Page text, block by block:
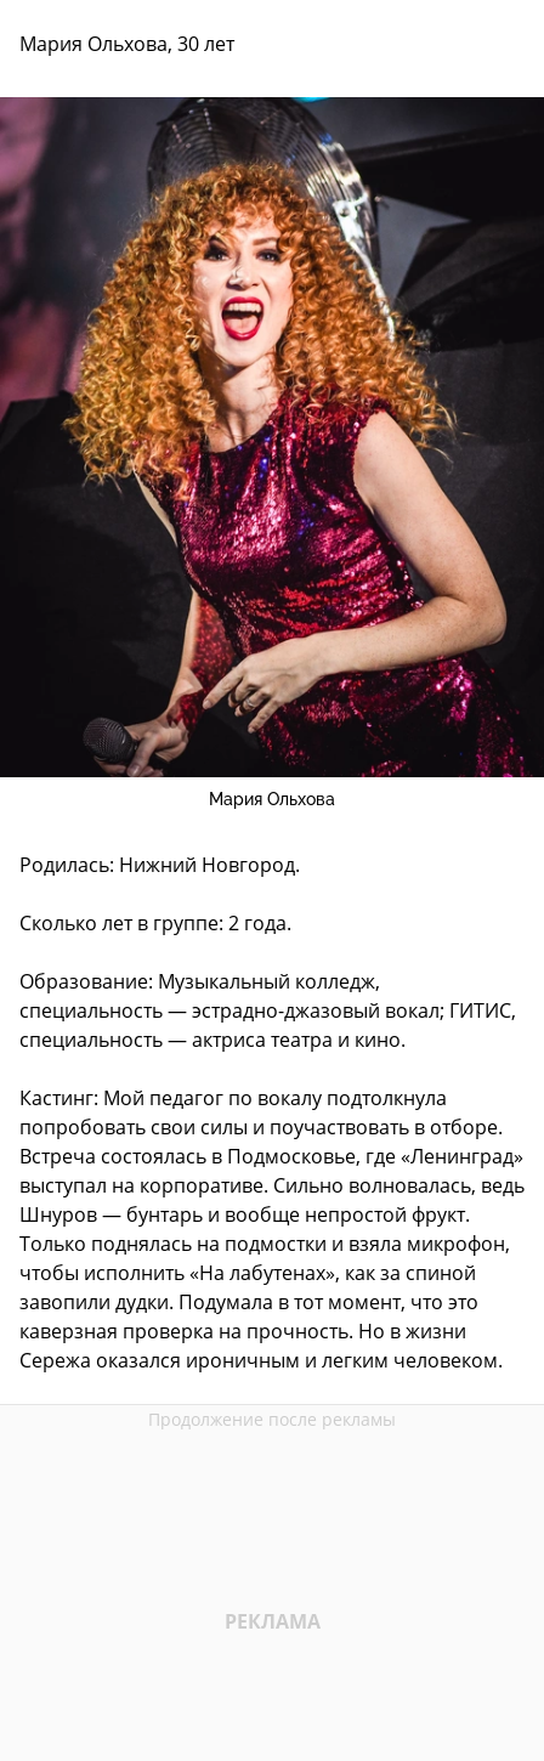
Мария Ольхова, 30 лет
Мария Ольхова
Родилась: Нижний Новгород.
Сколько лет в группе: 2 года.
Образование: Музыкальный колледж,
специальность — эстрадно-джазовый вокал; ГИТИС,
специальность — актриса театра и кино.
Кастинг: Мой педагог по вокалу подтолкнула
попробовать свои силы и поучаствовать в отборе.
Встреча состоялась в Подмосковье, где «Ленинград»
выступал на корпоративе. Сильно волновалась, ведь
Шнуров — бунтарь и вообще непростой фрукт.
Только поднялась на подмостки и взяла микрофон,
чтобы исполнить «На лабутенах», как за спиной
завопили дудки. Подумала в тот момент, что это
каверзная проверка на прочность. Но в жизни
Сережа оказался ироничным и легким человеком.